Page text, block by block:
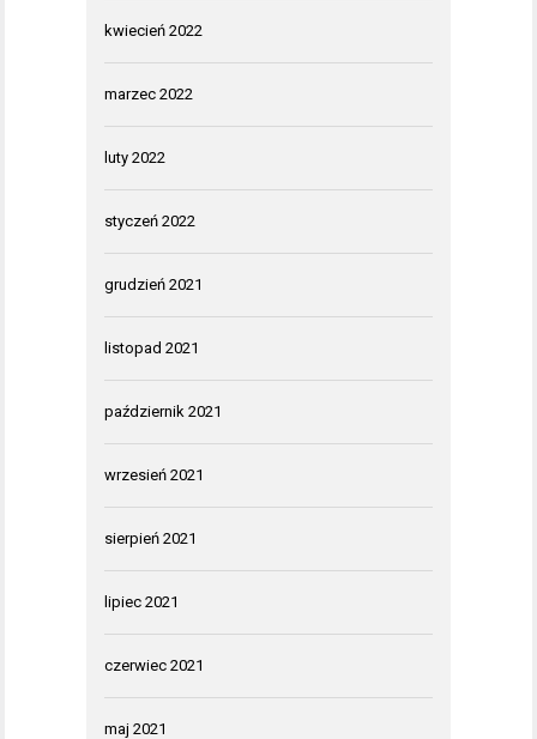
kwiecień 2022
marzec 2022
luty 2022
styczeń 2022
grudzień 2021
listopad 2021
październik 2021
wrzesień 2021
sierpień 2021
lipiec 2021
czerwiec 2021
maj 2021